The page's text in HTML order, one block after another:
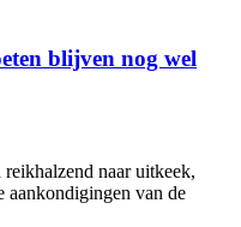
blijven nog wel
naar uitkeek,
aankondigingen van de